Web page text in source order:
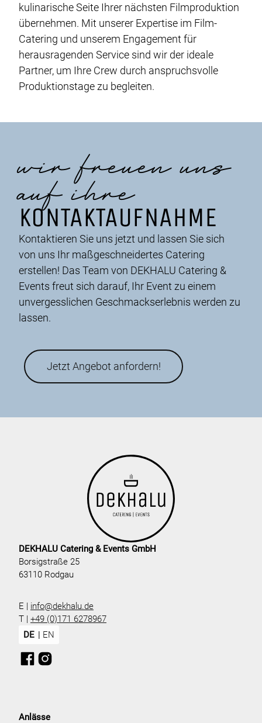
kulinarische Seite Ihrer nächsten Filmproduktion
übernehmen. Mit unserer Expertise im Film-
Catering und unserem Engagement für
herausragenden Service sind wir der ideale
Partner, um Ihre Crew durch anspruchsvolle
Produktionstage zu begleiten.
wir freuen uns
auf ihre
KONTAKTAUFNAHME
Kontaktieren Sie uns jetzt und lassen Sie sich
von uns Ihr maßgeschneidertes Catering
erstellen! Das Team von DEKHALU Catering &
Events freut sich darauf, Ihr Event zu einem
unvergesslichen Geschmackserlebnis werden zu
lassen.
Jetzt Angebot anfordern!
DEKHALU Catering & Events GmbH
Borsigstraße 25
63110 Rodgau
E | info@dekhalu.de
T | +49 (0)171 6278967
DE
EN
Anlässe